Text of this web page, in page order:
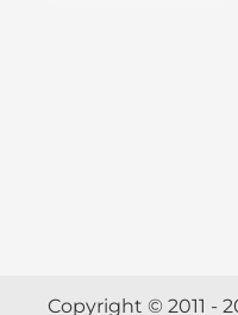
Copyright © 2011 -